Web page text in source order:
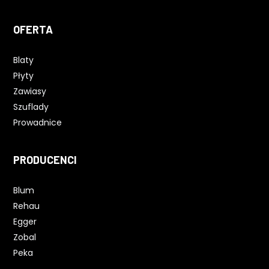
OFERTA
Blaty
Płyty
Zawiasy
Szuflady
Prowadnice
PRODUCENCI
Blum
Rehau
Egger
Zobal
Peka